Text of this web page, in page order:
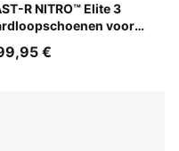
R NITRO™ Elite 3
voor
Lavender-Ultra Red
€